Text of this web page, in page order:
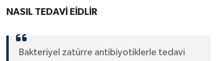
NASIL TEDAVİ EİDLİR
Bakteriyel zatürre antibiyotiklerle tedavi